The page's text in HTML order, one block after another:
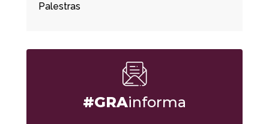
Palestras
#GRAinforma